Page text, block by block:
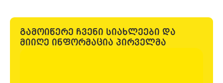
გამოიწერე ჩვენი სიახლეები და
მიიღე ინფორმაცია პირველმა